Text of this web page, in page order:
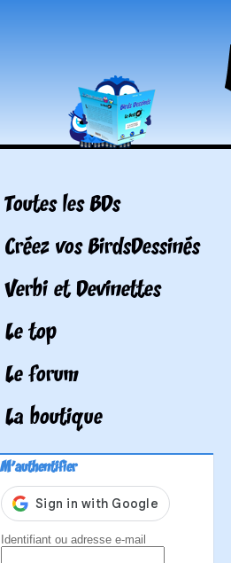
Toutes les BDs
Créez vos BirdsDessinés
Verbi et Devinettes
Le top
Le forum
La boutique
M'authentifier
Identifiant ou adresse e-mail